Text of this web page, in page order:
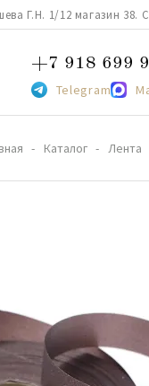
Г.Н. 1/12 магазин 38.
+7 918 699
Telegram
Каталог Лента